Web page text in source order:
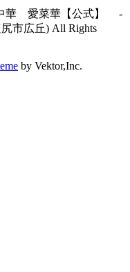
中華 愛菜華【公式】 -
市広丘) All Rights
by Vektor,Inc.